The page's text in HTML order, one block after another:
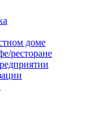
доме
ресторане